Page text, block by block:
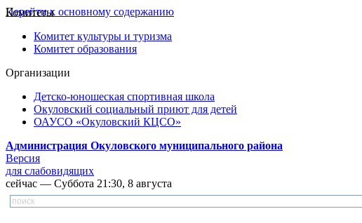
Перейти к основному содержанию
Комитеты
Комитет культуры и туризма
Комитет образования
Организации
Детско-юношеская спортивная школа
Окуловский социальный приют для детей
ОАУСО «Окуловский КЦСО»
Администрация Окуловского муниципального района
Версия
для слабовидящих
сейчас — Суббота 21:30, 8 августа